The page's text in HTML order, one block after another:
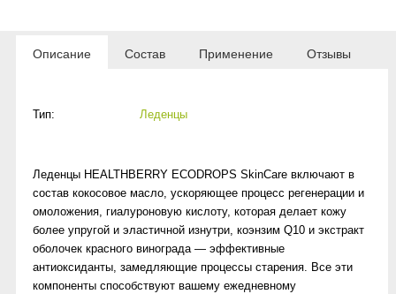
Описание Состав Применение Отзывы
Тип: Леденцы
Леденцы HEALTHBERRY ECODROPS SkinCare включают в
состав кокосовое масло, ускоряющее процесс регенерации и
омоложения, гиалуроновую кислоту, которая делает кожу
более упругой и эластичной изнутри, коэнзим Q10 и экстракт
оболочек красного винограда — эффективные
антиоксиданты, замедляющие процессы старения. Все эти
компоненты способствуют вашему ежедневному